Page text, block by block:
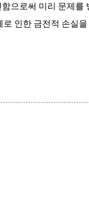
으로써 미리 문제를
로 인한 금전적 손실